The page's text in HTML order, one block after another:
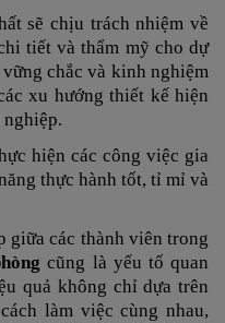
sẽ chịu trách nhiệm về
tiết và thẩm mỹ cho dự
chắc và kinh nghiệm
xu hướng thiết kế hiện
nghiệp.
hiện các công việc gia
thực hành tốt, tỉ mỉ và
giữa các thành viên trong
cũng là yếu tố quan
quả không chỉ dựa trên
làm việc cùng nhau,